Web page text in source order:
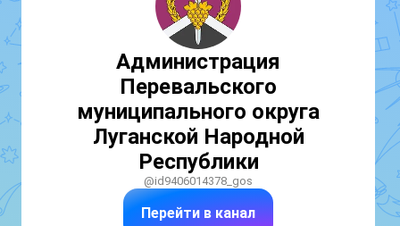
Администрация
Перевальского
муниципального округа
Луганской Народной
Республики
@id9406014378_gos
Перейти в канал